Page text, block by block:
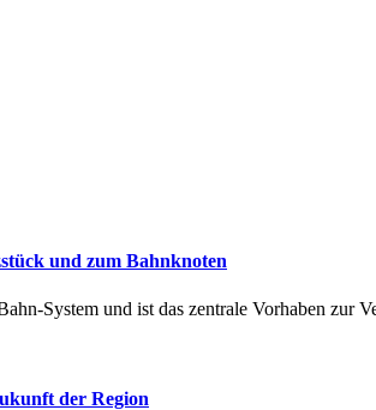
und zum Bahnknoten
System und ist das zentrale Vorhaben zur
der Region